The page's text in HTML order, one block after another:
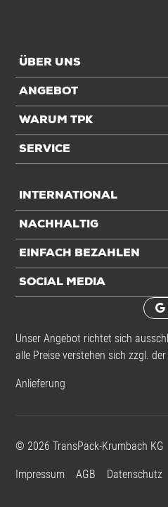
ÜBER UNS
ANGEBOT
WARUM TPK
SERVICE
INTERNATIONAL
NACHHALTIG
EINFACH BEZAHLEN
SOCIAL MEDIA
Unser Angebot richtet sich
alle Preise verstehen sich zzgl.
Anlieferung
© 2026 TransPack-Krumbach KG
Impressum AGB Datenschutz